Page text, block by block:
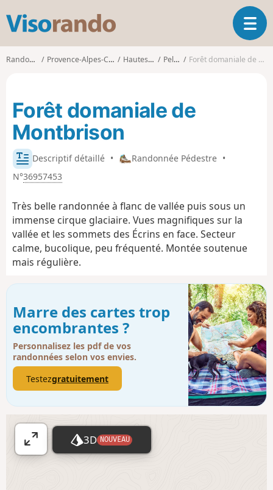
s
o
d
o
O
u
v
Randonnées Provence-Alpes-Côte d'Azur Hautes-Alpes Pelvoux Forêt domaniale de Montbrison
Descriptif détaillé • Randonnée Pédestre •
N°36957453
Forêt domaniale de
Montbrison
Très belle randonnée à flanc de vallée puis sous un
immense cirque glaciaire. Vues magnifiques sur la
vallée et les sommets des Écrins en face. Secteur
calme, bucolique, peu fréquenté. Montée soutenue
mais régulière.
Marre des cartes trop
encombrantes ?
Personnalisez les pdf de vos
randonnées selon vos envies.
Testezgratuitement
A
ff
3D NOUVEAU